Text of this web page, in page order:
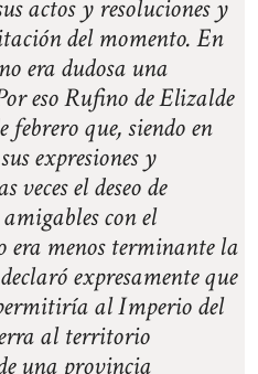
actos y resoluciones y
del momento. En
era dudosa una
eso Rufino de Elizalde
que, siendo en
expresiones y
el deseo de
con el
era menos terminante la
expresamente que
al Imperio del
al territorio
una provincia